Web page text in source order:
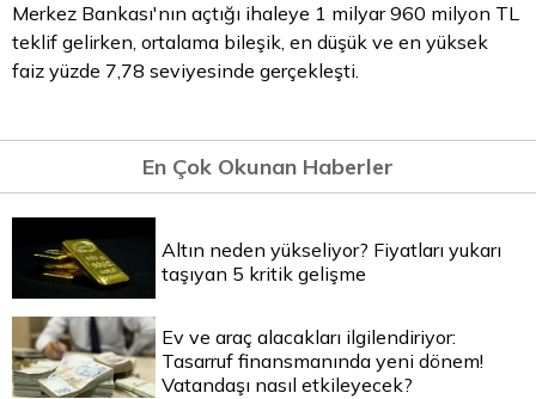
Merkez Bankası'nın açtığı ihaleye 1 milyar 960 milyon TL
teklif gelirken, ortalama bileşik, en düşük ve en yüksek
faiz yüzde 7,78 seviyesinde gerçekleşti.
En Çok Okunan Haberler
Altın neden yükseliyor? Fiyatları yukarı
taşıyan 5 kritik gelişme
Ev ve araç alacakları ilgilendiriyor:
Tasarruf finansmanında yeni dönem!
Vatandaşı nasıl etkileyecek?